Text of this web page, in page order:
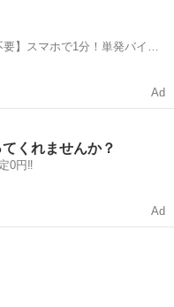
心スタート★★ 「派遣
】スマホで1分！単発バイト
Ad
くれませんか？
0円‼️
Ad